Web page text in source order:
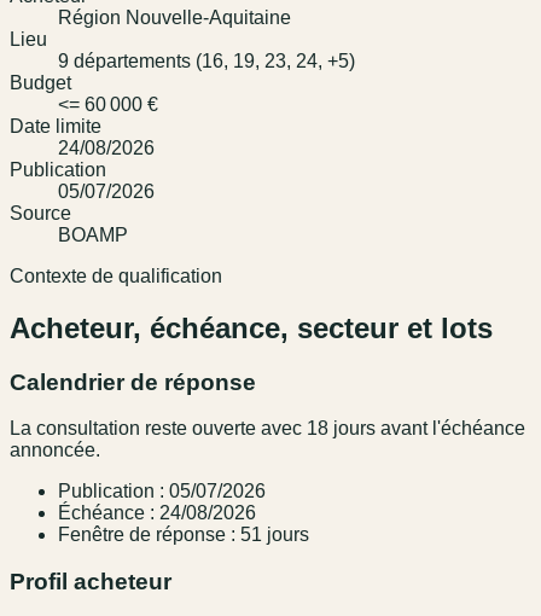
Région Nouvelle-Aquitaine
Lieu
9 départements (16, 19, 23, 24, +5)
Budget
<= 60 000 €
Date limite
24/08/2026
Publication
05/07/2026
Source
BOAMP
Contexte de qualification
Acheteur, échéance, secteur et lots
Calendrier de réponse
La consultation reste ouverte avec 18 jours avant l'échéance
annoncée.
Publication : 05/07/2026
Échéance : 24/08/2026
Fenêtre de réponse : 51 jours
Profil acheteur